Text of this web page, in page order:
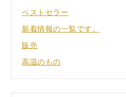
ベストセラー
新着情報の一覧です。
販売
高温のもの